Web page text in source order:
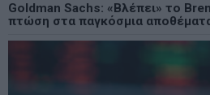
Goldman Sachs: «Βλέπει» το
πτώση στα παγκόσμια